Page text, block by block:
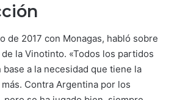
de 2017 con Monagas, habló sobre
la Vinotinto. «Todos los partidos
a la necesidad que tiene la
Contra Argentina por los